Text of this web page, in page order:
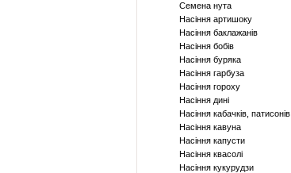
Семена нута
Насіння артишоку
Насіння баклажанів
Насіння бобів
Насіння буряка
Насіння гарбуза
Насіння гороху
Насіння дині
Насіння кабачків, патисонів
Насіння кавуна
Насіння капусти
Насіння квасолі
Насіння кукурудзи